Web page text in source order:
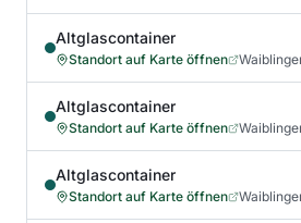
Altglascontainer
Standort auf Karte öffnen
Altglascontainer
Standort auf Karte öffnen
Altglascontainer
Standort auf Karte öffnen